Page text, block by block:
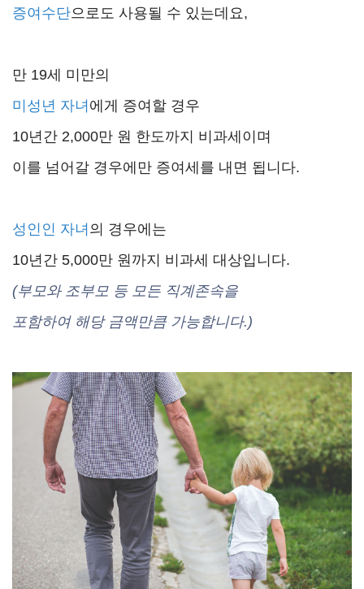
증여수단으로도 사용될 수 있는데요,
만 19세 미만의
미성년 자녀 에게 증여할 경우
10년간 2,000만 원 한도까지 비과세이며
이를 넘어갈 경우에만 증여세를 내면 됩니다.
성인인 자녀 의 경우에는
10년간 5,000만 원까지 비과세 대상입니다.
(부모와 조부모 등 모든 직계존속을
포함하여 해당 금액만큼 가능합니다.)